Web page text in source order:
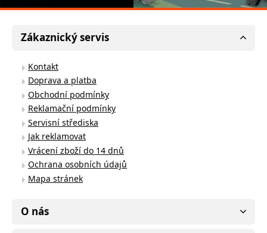
Zákaznický servis
Kontakt
Doprava a platba
Obchodní podmínky
Reklamační podmínky
Servisní střediska
Jak reklamovat
Vrácení zboží do 14 dnů
Ochrana osobních údajů
Mapa stránek
O nás